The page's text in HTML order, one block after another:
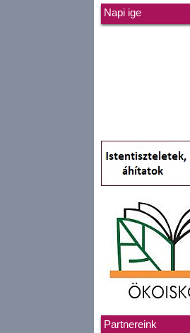
Napi ige
Partnereink